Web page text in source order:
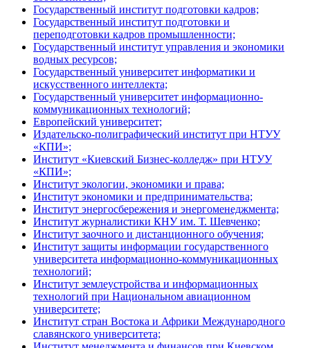
Государственный институт подготовки кадров;
Государственный институт подготовки и
переподготовки кадров промышленности;
Государственный институт управления и экономики
водных ресурсов;
Государственный университет информатики и
искусственного интеллекта;
Государственный университет информационно-
коммуникационных технологий;
Европейский университет;
Издательско-полиграфический институт при НТУУ
«КПИ»;
Институт «Киевский Бизнес-колледж» при НТУУ
«КПИ»;
Институт экологии, экономики и права;
Институт экономики и предпринимательства;
Институт энергосбережения и энергоменеджмента;
Институт журналистики КНУ им. Т. Шевченко;
Институт заочного и дистанционного обучения;
Институт защиты информации государственного
университета информационно-коммуникационных
технологий;
Институт землеустройства и информационных
технологий при Национальном авиационном
университете;
Институт стран Востока и Африки Международного
славянского университета;